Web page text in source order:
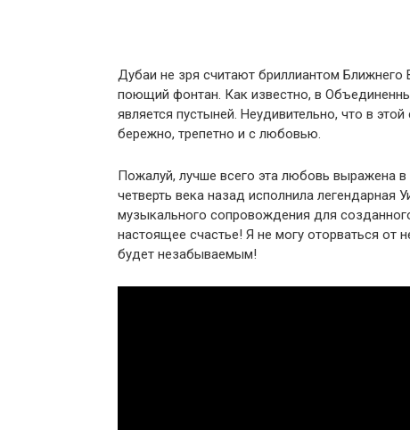
Дубаи не зря считают бриллиантом Ближнего
поющий фонтан. Как известно, в
является пустыней. Неудивительно, что в
бережно, трепетно и с любовью.
Пожалуй, лучше всего эта любовь выражена в
четверть века назад исполнила легендарная
музыкального сопровождения для
настоящее счастье! Я не могу оторваться
будет незабываемым!